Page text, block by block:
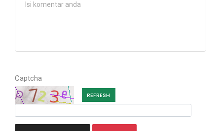
Captcha
REFRESH